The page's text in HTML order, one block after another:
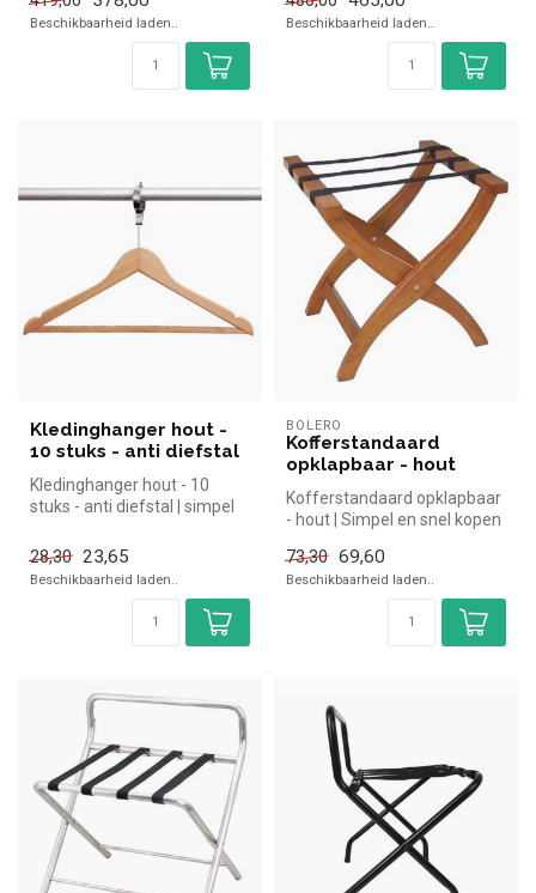
voor ...
Beschikbaarheid laden.. Beschikbaarheid laden..
Kledinghanger hout -
10 stuks - anti diefstal
Kledinghanger hout - 10
stuks - anti diefstal | simpel
28,30 23,65
Beschikbaarheid laden..
BOLERO
Kofferstandaard
opklapbaar - hout
Kofferstandaard opklapbaar
- hout | Simpel en snel kopen
73,30 69,60
Beschikbaarheid laden..